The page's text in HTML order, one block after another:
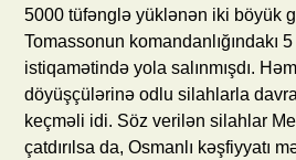
5000 tüfənglə yüklənən iki böyük
Tomassonun komandanlığındakı
istiqamətində yola salınmışdı.
döyüşçülərinə odlu silahlarla
keçməli idi. Söz verilən silahlar
çatdırılsa da, Osmanlı kəşfiyyatı